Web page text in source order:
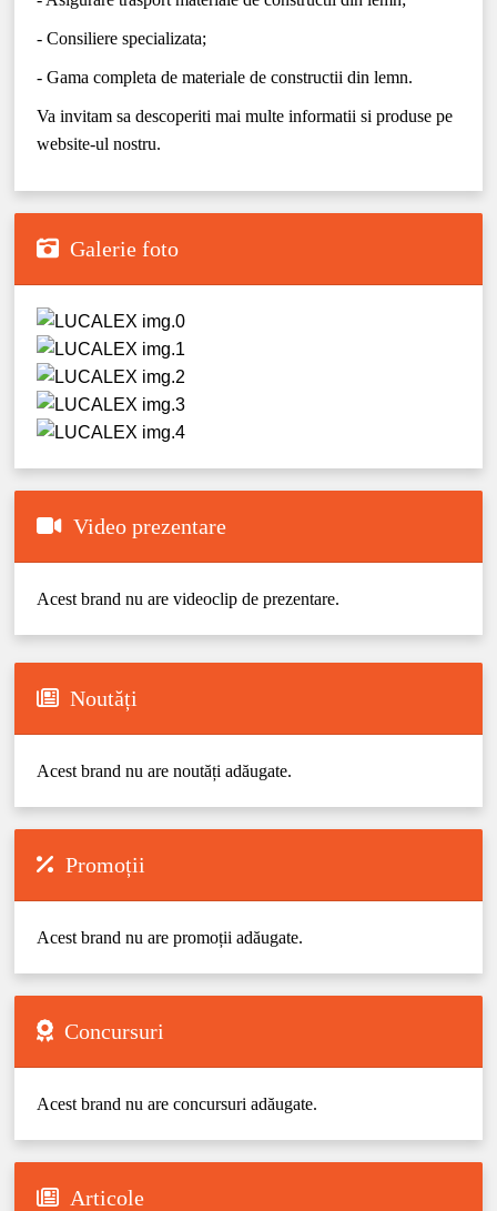
- Consiliere specializata;
- Gama completa de materiale de constructii din lemn.
Va invitam sa descoperiti mai multe informatii si produse pe
website-ul nostru.
Galerie foto
Video prezentare
Acest brand nu are videoclip de prezentare.
Noutăți
Acest brand nu are noutăți adăugate.
Promoții
Acest brand nu are promoții adăugate.
Concursuri
Acest brand nu are concursuri adăugate.
Articole